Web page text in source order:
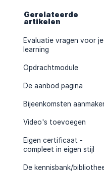
Gerelateerde
artikelen
Evaluatie vragen voor
learning
Opdrachtmodule
De aanbod pagina
Bijeenkomsten
Video's toevoegen
Eigen certificaat -
compleet in eigen stijl
De kennisbank/